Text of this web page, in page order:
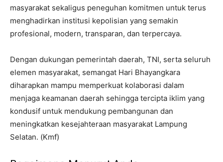
masyarakat sekaligus peneguhan komitmen untuk terus
menghadirkan institusi kepolisian yang semakin
profesional, modern, transparan, dan terpercaya.
Dengan dukungan pemerintah daerah, TNI, serta seluruh
elemen masyarakat, semangat Hari Bhayangkara
diharapkan mampu memperkuat kolaborasi dalam
menjaga keamanan daerah sehingga tercipta iklim yang
kondusif untuk mendukung pembangunan dan
meningkatkan kesejahteraan masyarakat Lampung
Selatan. (Kmf)